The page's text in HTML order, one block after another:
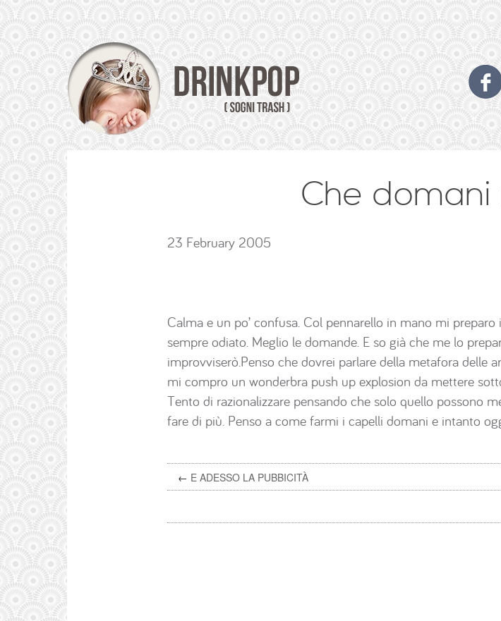
Che
23 February 2005
Calma e un po’ confusa. Col pennarello in mano mi
sempre odiato. Meglio le domande. E so già che me lo
improvviserò.Penso che dovrei parlare della metafora delle
mi compro un wonderbra push up explosion da mettere
Tento di razionalizzare pensando che solo quello possono
fare di più. Penso a come farmi i capelli domani e intanto
← E ADESSO LA PUBBICITÀ